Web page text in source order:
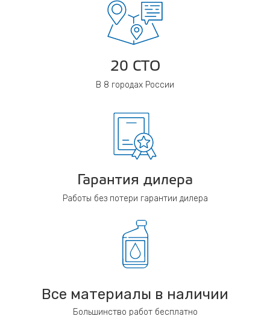
20 СТО
В 8 городах России
Гарантия дилера
Работы без потери гарантии дилера
Все материалы в наличии
Большинство работ бесплатно